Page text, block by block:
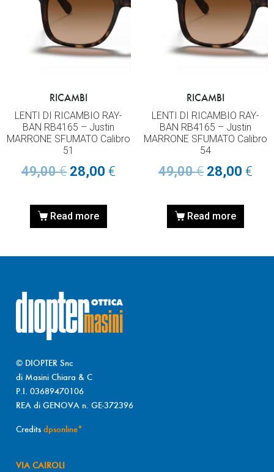
RICAMBI
LENTI DI RICAMBIO RAY-
BAN RB4165 – Justin
MARRONE SFUMATO Calibro
51
49,00€ 28,00 €
Read more
RICAMBI
LENTI DI RICAMBIO RAY-
BAN RB4165 – Justin
MARRONE SFUMATO Calibro
54
49,00€ 28,00 €
Read more
© DIOPTER Snc
di Masini Chiara & C
P.I. 03689470106
REA di GENOVA n. GE-372396
Credits dpsonline*
VIA CAIROLI